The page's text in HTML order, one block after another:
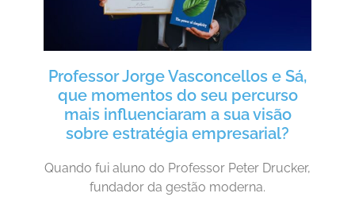
Professor Jorge Vasconcellos e Sá,
que momentos do seu percurso
mais influenciaram a sua visão
sobre estratégia empresarial?
Quando fui aluno do Professor Peter Drucker,
fundador da gestão moderna.